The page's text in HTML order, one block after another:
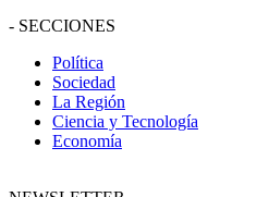
- SECCIONES
Política
Sociedad
La Región
Ciencia y Tecnología
Economía